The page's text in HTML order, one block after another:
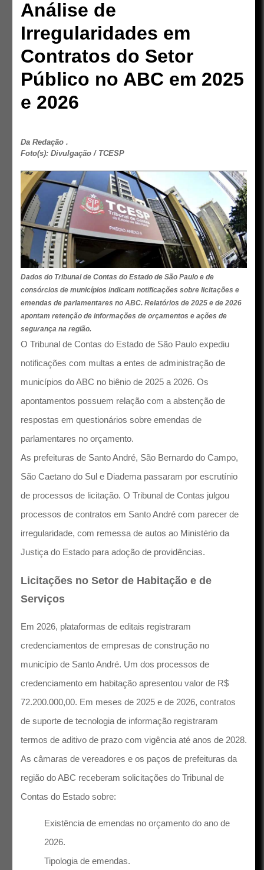
Análise de
Irregularidades em
Contratos do Setor
Público no ABC em 2025
e 2026
Da Redação .
Foto(s): Divulgação / TCESP
Dados do Tribunal de Contas do Estado de São Paulo e de
consórcios de municípios indicam notificações sobre licitações e
emendas de parlamentares no ABC. Relatórios de 2025 e de 2026
apontam retenção de informações de orçamentos e ações de
segurança na região.
O Tribunal de Contas do Estado de São Paulo expediu
notificações com multas a entes de administração de
municípios do ABC no biênio de 2025 a 2026. Os
apontamentos possuem relação com a abstenção de
respostas em questionários sobre emendas de
parlamentares no orçamento.
As prefeituras de Santo André, São Bernardo do Campo,
São Caetano do Sul e Diadema passaram por escrutínio
de processos de licitação. O Tribunal de Contas julgou
processos de contratos em Santo André com parecer de
irregularidade, com remessa de autos ao Ministério da
Justiça do Estado para adoção de providências.
Licitações no Setor de Habitação e de
Serviços
Em 2026, plataformas de editais registraram
credenciamentos de empresas de construção no
município de Santo André. Um dos processos de
credenciamento em habitação apresentou valor de R$
72.200.000,00. Em meses de 2025 e de 2026, contratos
de suporte de tecnologia de informação registraram
termos de aditivo de prazo com vigência até anos de 2028.
As câmaras de vereadores e os paços de prefeituras da
região do ABC receberam solicitações do Tribunal de
Contas do Estado sobre:
Existência de emendas no orçamento do ano de
2026.
Tipologia de emendas.